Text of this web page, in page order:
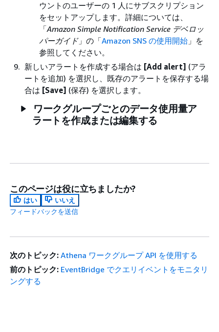
ウントのユーザーの 1 人にサブスクリプション
をセットアップします。詳細については、
「Amazon Simple Notification Service デベロッ
パーガイド」の「Amazon SNS の使用開始 」を
参照してください。
新しいアラートを作成する場合は [Add alert] (アラ
ートを追加) を選択し、既存のアラートを保存する場
合は [Save] (保存) を選択します。
ワークグループごとのデータ使用量ア
ラートを作成または編集する
このページは役に立ちましたか?
はい
いいえ
フィードバックを送信
次のトピック: Athena ワークグループ API を使用する
前のトピック: EventBridge でクエリイベントをモニタリ
ングする